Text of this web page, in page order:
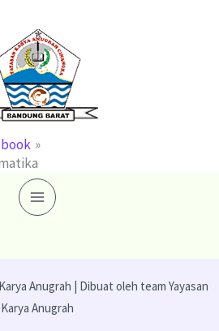
Anugrah | Dibuat oleh team Yayasan
Karya Anugrah